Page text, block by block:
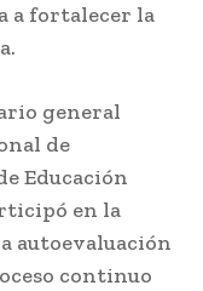
a fortalecer la
general
de
Educación
en la
autoevaluación
continuo